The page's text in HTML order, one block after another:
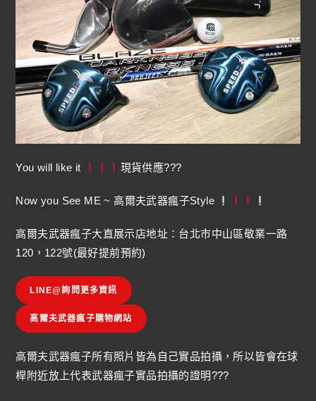
You will like it 現貨供應???
Now you See ME ~ 高爾夫武器瘋子Style
高爾夫武器瘋子大直展示店地址：台北市中山區敬業一路
120，122號(最好提前預約)
LINE@詢問更多資訊
高爾夫武器瘋子購物網站
高爾夫武器瘋子所有照片皆為自己實品拍攝，所以皆會在球
桿附近放上代表武器瘋子實品拍攝的證明???